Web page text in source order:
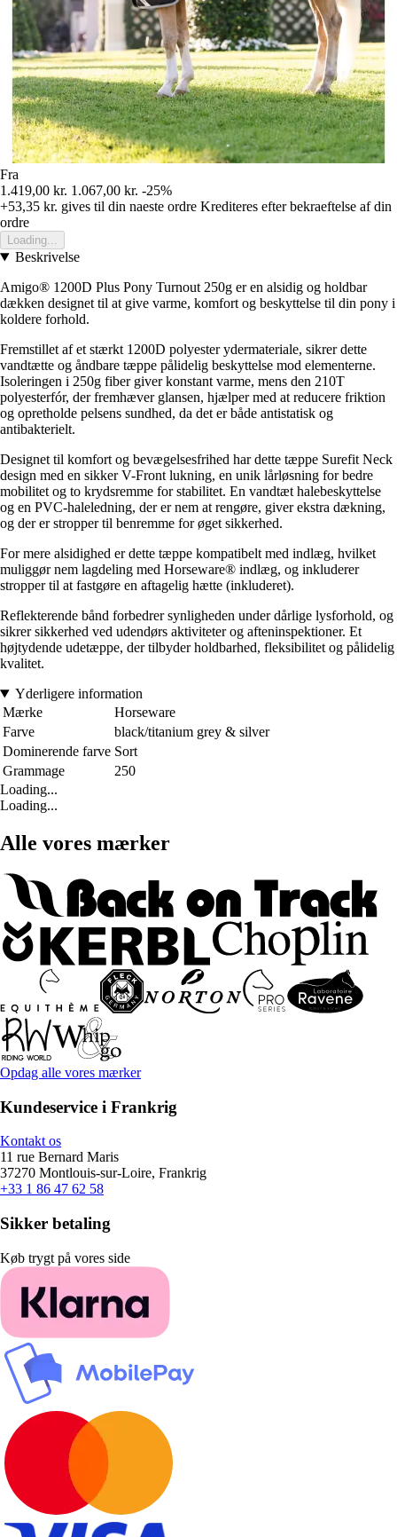
Fra
1.419,00 kr. 1.067,00 kr. -25%
+53,35 kr. gives til din naeste ordre Krediteres efter bekraeftelse af din
ordre
Loading...
Beskrivelse
Amigo® 1200D Plus Pony Turnout 250g er en alsidig og holdbar
dækken designet til at give varme, komfort og beskyttelse til din pony i
koldere forhold.
Fremstillet af et stærkt 1200D polyester ydermateriale, sikrer dette
vandtætte og åndbare tæppe pålidelig beskyttelse mod elementerne.
Isoleringen i 250g fiber giver konstant varme, mens den 210T
polyesterfór, der fremhæver glansen, hjælper med at reducere friktion
og opretholde pelsens sundhed, da det er både antistatisk og
antibakterielt.
Designet til komfort og bevægelsesfrihed har dette tæppe Surefit Neck
design med en sikker V-Front lukning, en unik lårløsning for bedre
mobilitet og to krydsremme for stabilitet. En vandtæt halebeskyttelse
og en PVC-haleledning, der er nem at rengøre, giver ekstra dækning,
og der er stropper til benremme for øget sikkerhed.
For mere alsidighed er dette tæppe kompatibelt med indlæg, hvilket
muliggør nem lagdeling med Horseware® indlæg, og inkluderer
stropper til at fastgøre en aftagelig hætte (inkluderet).
Reflekterende bånd forbedrer synligheden under dårlige lysforhold, og
sikrer sikkerhed ved udendørs aktiviteter og afteninspektioner. Et
højtydende udetæppe, der tilbyder holdbarhed, fleksibilitet og pålidelig
kvalitet.
Yderligere information
Mærke
Horseware
Farve
black/titanium grey & silver
Dominerende farve Sort
Grammage
250
Loading...
Loading...
Alle vores mærker
Opdag alle vores mærker
Kundeservice i Frankrig
Kontakt os
11 rue Bernard Maris
37270 Montlouis-sur-Loire, Frankrig
+33 1 86 47 62 58
Sikker betaling
Køb trygt på vores side